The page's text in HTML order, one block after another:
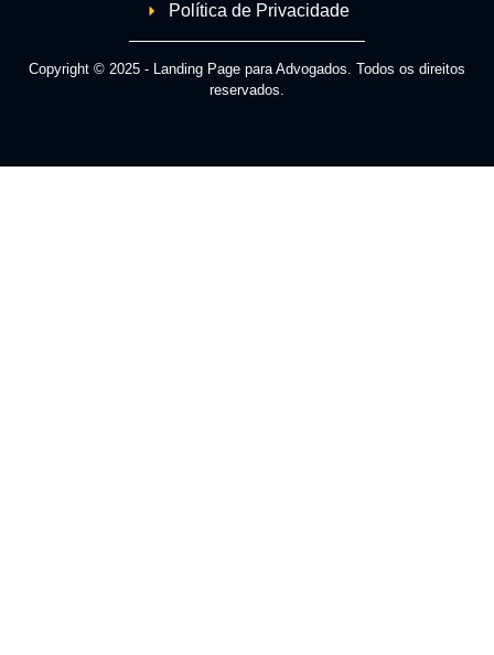
Política de Privacidade
Copyright © 2025 - Landing Page para Advogados. Todos os direitos
reservados.